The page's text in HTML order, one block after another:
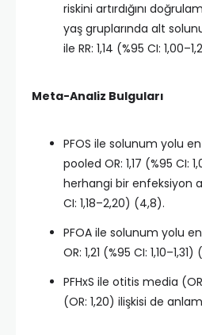
riskini artırdığını
yaş gruplarında alt
ile RR: 1,14 (%95 CI:
Meta-Analiz Bulguları
PFOS ile solunum yolu
pooled OR: 1,17 (%95 CI:
herhangi bir enfeksiyon
CI: 1,18–2,20) (4,8).​
PFOA ile solunum yolu
OR: 1,21 (%95 CI:
PFHxS ile otitis media
(OR: 1,20) ilişkisi de